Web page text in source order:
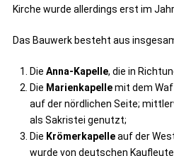
Kirche wurde allerdings erst im
Das Bauwerk besteht aus
Die Anna-Kapelle, die in
Die Marienkapellemit dem
auf der nördlichen Seite;
als Sakristei genutzt;
Die Krömerkapelleauf der
wurde von deutschen